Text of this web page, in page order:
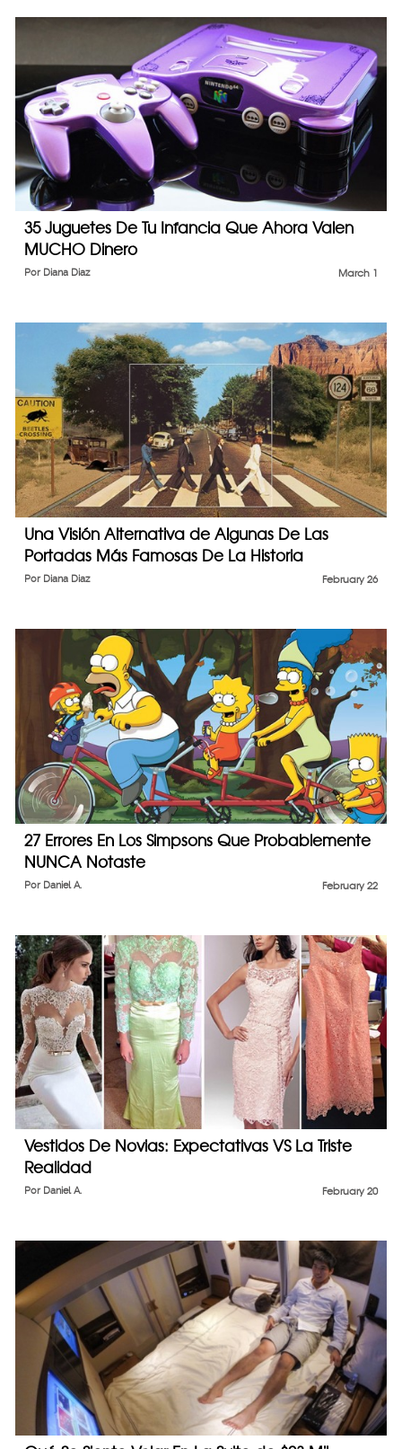
35 Juguetes De Tu Infancia Que Ahora Valen
MUCHO Dinero
March 1
Por Diana Diaz
Una Visión Alternativa de Algunas De Las
Portadas Más Famosas De La Historia
February 26
Por Diana Diaz
27 Errores En Los Simpsons Que Probablemente
NUNCA Notaste
February 22
Por Daniel A.
Vestidos De Novias: Expectativas VS La Triste
Realidad
February 20
Por Daniel A.